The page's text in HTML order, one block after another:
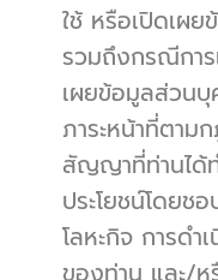
ใช้ หรือเปิดเผ
รวมถึงกรณีการ
เผยข้อมูลส่วนบุ
ภาระหน้าที่ตาม
สัญญาที่ท่านได้ท
ประโยชน์โดยช
โลหะกิจ การดำ
ของท่าน และ/ห